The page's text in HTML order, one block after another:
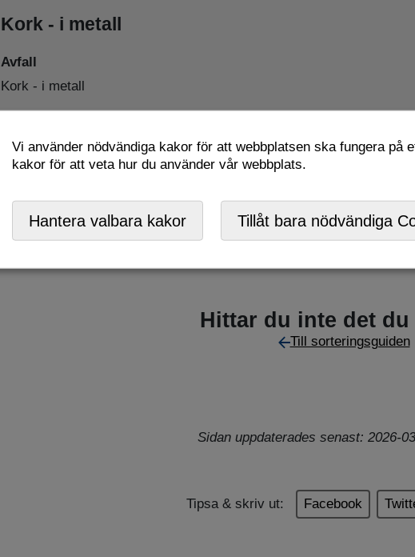
Kork - i metall
Avfall
Kork - i metall
Metallförpackningar
Hittar du inte det du
Till sorteringsguiden
Sidan uppdaterades senast: 2026-
Tipsa & skriv ut: Facebook
Vi använder nödvändiga kakor för att webbplatsen ska fungera på
kakor för att veta hur du använder vår webbplats.
Hantera valbara kakor Tillåt bara nödvändiga